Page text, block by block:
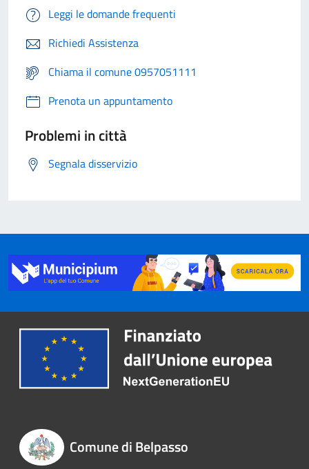
Leggi le domande frequenti
Richiedi Assistenza
Chiama il comune 0957051111
Prenota un appuntamento
Problemi in città
Segnala disservizio
Comune di Belpasso